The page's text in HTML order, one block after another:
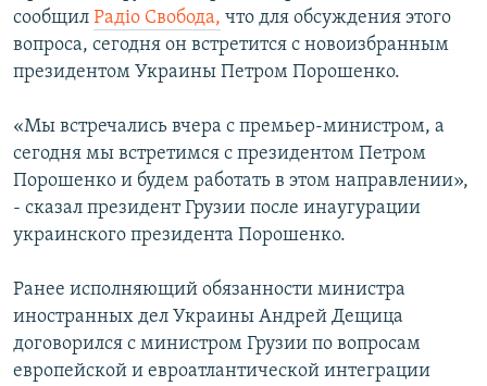
сообщил Радiо Свобода, что для обсуждения этого
вопроса, сегодня он встретится с новоизбранным
президентом Украины Петром Порошенко.
«Мы встречались вчера с премьер-министром, а
сегодня мы встретимся с президентом Петром
Порошенко и будем работать в этом направлении»,
- сказал президент Грузии после инаугурации
украинского президента Порошенко.
Ранее исполняющий обязанности министра
иностранных дел Украины Андрей Дещица
договорился с министром Грузии по вопросам
европейской и евроатлантической интеграции